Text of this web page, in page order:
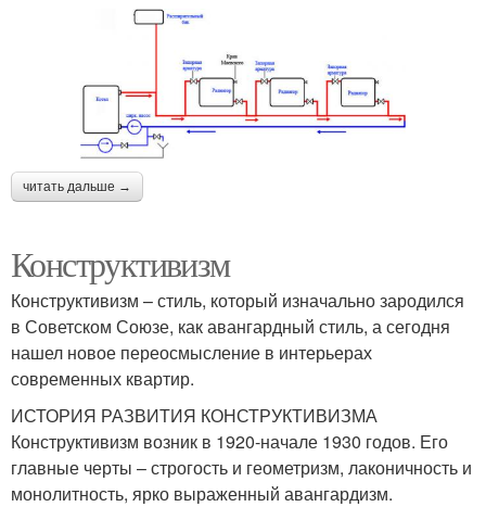
читать дальше →
Конструктивизм
Конструктивизм – стиль, который изначально зародился
в Советском Союзе, как авангардный стиль, а сегодня
нашел новое переосмысление в интерьерах
современных квартир.
ИСТОРИЯ РАЗВИТИЯ КОНСТРУКТИВИЗМА
Конструктивизм возник в 1920-начале 1930 годов. Его
главные черты – строгость и геометризм, лаконичность и
монолитность, ярко выраженный авангардизм.